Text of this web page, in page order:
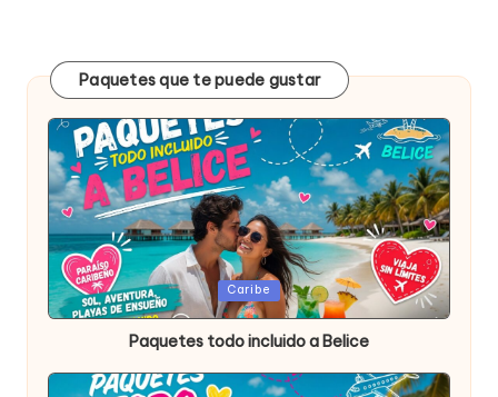
Paquetes que te puede gustar
Publicada
en
Caribe
Paquetes todo incluido a Belice